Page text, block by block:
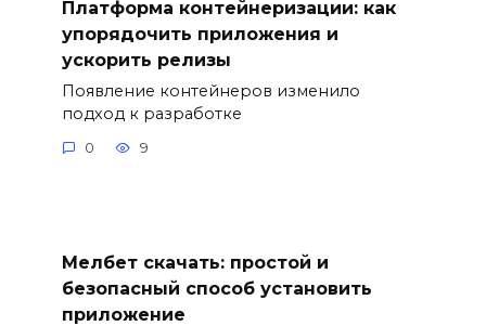
Платформа контейнеризации: как
упорядочить приложения и
ускорить релизы
Появление контейнеров изменило
подход к разработке
0 9
Мелбет скачать: простой и
безопасный способ установить
приложение